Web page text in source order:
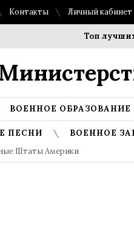
Контакты Личный кабинет
Топ лучших
ВОЕННОЕ ОБРАЗОВАНИЕ
ПЕСНИ ВОЕННОЕ
Штаты Америки